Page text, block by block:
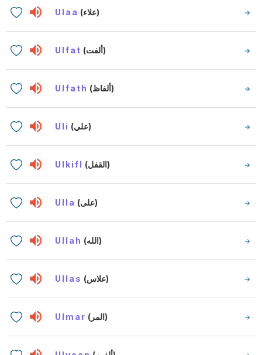
Ulaa (علاء)
Ulfat (ألفت)
Ulfath (ألفاظ)
Uli (علي)
Ulkifl (القفل)
Ulla (على)
Ullah (الله)
Ullas (علاس)
Ulmar (المر)